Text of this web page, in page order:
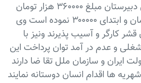
برای مقطع تحصیلی دبیرستان مبلغ ۳۶۰۰۰۰ هزار تومان
,راهنمای ۳۳۰۰۰۰تومان و ابتدای ۳۰۰۰۰۰ نموده است وی
کارگر و آسیب پذیرند ونیز با
و عدم در آمد توان پرداخت این
ایران و سازمان ملل تقا ضا دارند
ها اقدام انسان دوستانه نمایند